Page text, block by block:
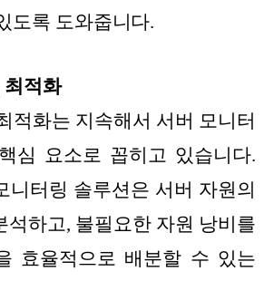
도록 도와줍니다.
최적화
적화는 지속해서 서버 모니터
심 요소로 꼽히고 있습니다.
니터링 솔루션은 서버 자원의
석하고, 불필요한 자원 낭비를
효율적으로 배분할 수 있는